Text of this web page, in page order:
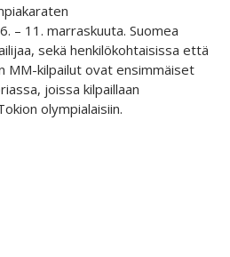
– 11. marraskuuta. Suomea
sekä henkilökohtaisissa että
MM-kilpailut ovat ensimmäiset
joissa kilpaillaan
olympialaisiin.